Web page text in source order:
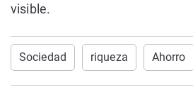
visible.
Sociedad riqueza Ahorro